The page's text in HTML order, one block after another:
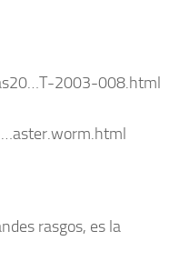
2003-008.html
rasgos, es la